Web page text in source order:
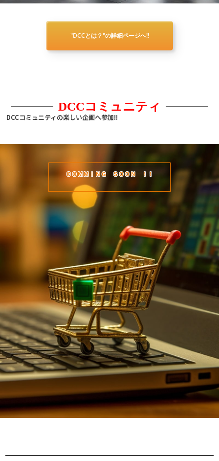
"DCCとは？"の詳細ページへ!!
DCCコミュニティ
DCCコミュニティの楽しい企画へ参加!!
ＣＯＭＭＩＮＧ ＳＯＯＮ ！！